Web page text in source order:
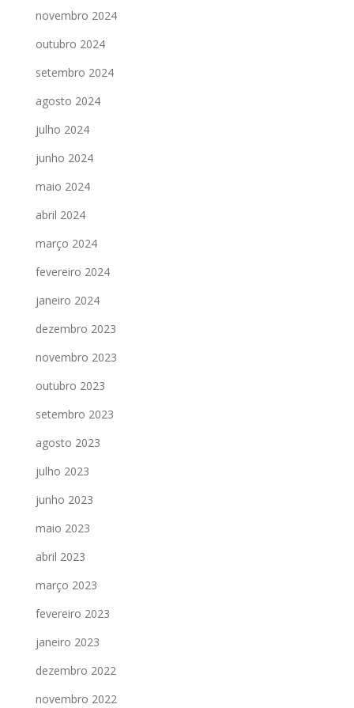
novembro 2024
outubro 2024
setembro 2024
agosto 2024
julho 2024
junho 2024
maio 2024
abril 2024
março 2024
fevereiro 2024
janeiro 2024
dezembro 2023
novembro 2023
outubro 2023
setembro 2023
agosto 2023
julho 2023
junho 2023
maio 2023
abril 2023
março 2023
fevereiro 2023
janeiro 2023
dezembro 2022
novembro 2022